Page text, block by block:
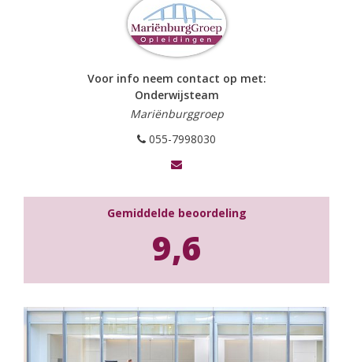
Voor info neem contact op met:
Onderwijsteam
Mariënburggroep
055-7998030
Gemiddelde beoordeling
9,6